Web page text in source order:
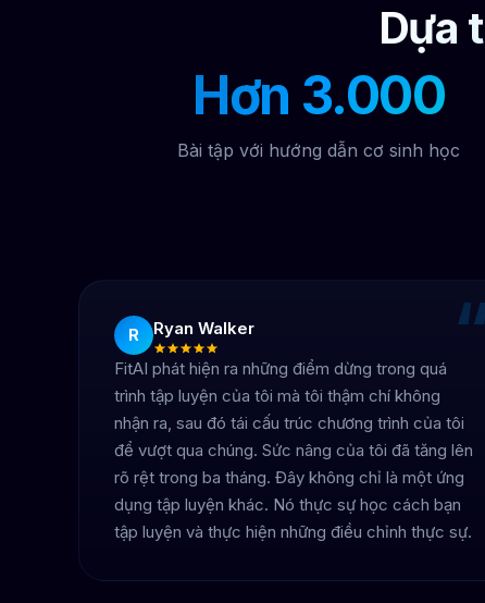
Dựa
Hơn 3.000
Bài tập với hướng dẫn cơ sinh học
R
Ryan Walker
FitAI phát hiện ra những điểm dừng trong quá
trình tập luyện của tôi mà tôi thậm chí không
nhận ra, sau đó tái cấu trúc chương trình của tôi
để vượt qua chúng. Sức nâng của tôi đã tăng lên
rõ rệt trong ba tháng. Đây không chỉ là một ứng
dụng tập luyện khác. Nó thực sự học cách bạn
tập luyện và thực hiện những điều chỉnh thực sự.